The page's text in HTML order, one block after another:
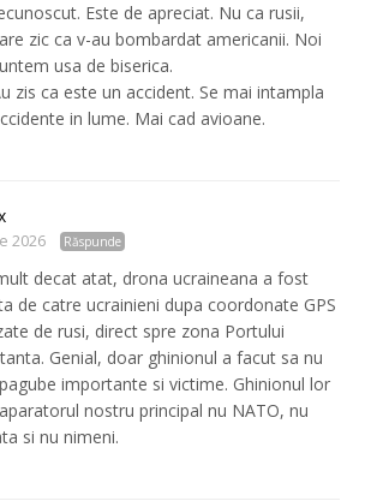
Este de apreciat. Nu ca rusii,
zic ca v-au bombardat americanii. Noi
usa de biserica.
zis ca este un accident. Se mai intampla
in lume. Mai cad avioane.
2026 Răspunde
decat atat, drona ucraineana a fost
de catre ucrainieni dupa coordonate GPS
de rusi, direct spre zona Portului
Genial, doar ghinionul a facut sa nu
importante si victime. Ghinionul lor
nostru principal nu NATO, nu
si nu nimeni.